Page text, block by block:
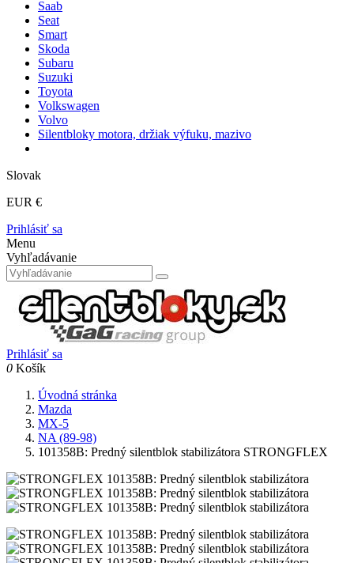
Saab
Seat
Smart
Skoda
Subaru
Suzuki
Toyota
Volkswagen
Volvo
Silentbloky motora, držiak výfuku, mazivo
Slovak
EUR €
Prihlásiť sa
Menu
Vyhľadávanie
Prihlásiť sa
0 Košík
Úvodná stránka
Mazda
MX-5
NA (89-98)
101358B: Predný silentblok stabilizátora STRONGFLEX